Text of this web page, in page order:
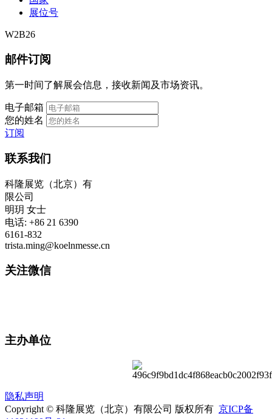
展位号
W2B26
邮件订阅
第一时间了解展会信息，接收新闻及市场资讯。
电子邮箱
您的姓名
订阅
联系我们
科隆展览（北京）有
限公司
明玥 女士
电话: +86 21 6390
6161-832
trista.ming@koelnmesse.cn
关注微信
主办单位
隐私声明
Copyright © 科隆展览（北京）有限公司 版权所有 京ICP备